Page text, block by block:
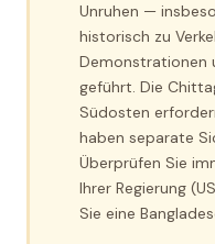
Unruhen —
historisch zu
Demonstrationen
geführt. Die
Südosten
haben separate
Überprüfen Sie
Ihrer Regierung
Sie eine